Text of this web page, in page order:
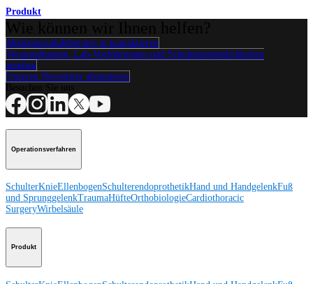
Produkt
Medizinproduktberater:in kontaktieren
Veranstaltungen, Lab-Vorführungen und Schulungsmöglichkeiten
ansehen
Unseren Newsletter abonnieren
Operationsverfahren
SchulterKnieEllenbogenSchulterendoprothetikHand und HandgelenkFuß
und SprunggelenkTraumaHüfteOrthobiologieCardiothoracic
SurgeryWirbelsäule
Produkt